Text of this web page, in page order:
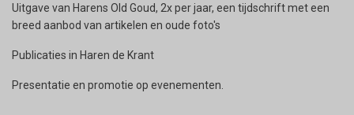
Uitgave van Harens Old Goud, 2x per jaar, een tijdschrift met een
breed aanbod van artikelen en oude foto's
Publicaties in Haren de Krant
Presentatie en promotie op evenementen.